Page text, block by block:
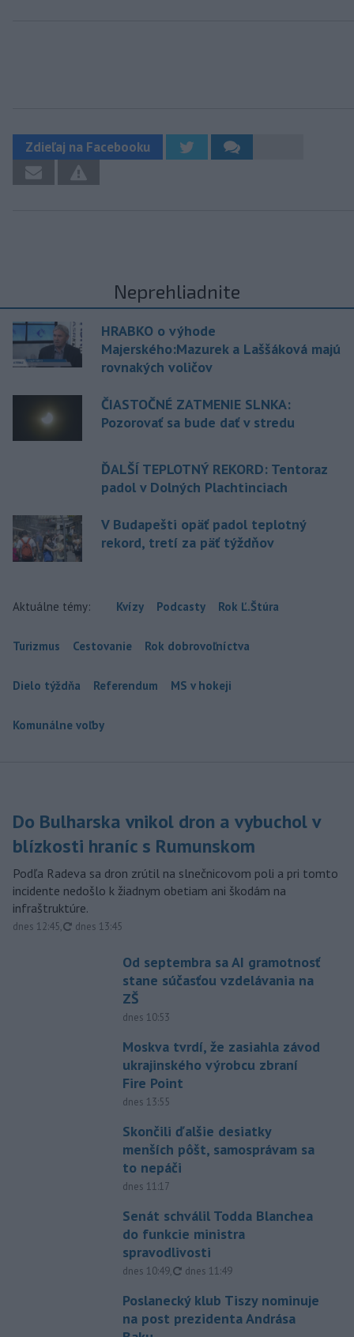
Zdieľaj na Facebooku
Neprehliadnite
HRABKO o výhode
Majerského:Mazurek a Laššáková majú
rovnakých voličov
ČIASTOČNÉ ZATMENIE SLNKA:
Pozorovať sa bude dať v stredu
ĎALŠÍ TEPLOTNÝ REKORD: Tentoraz
padol v Dolných Plachtinciach
V Budapešti opäť padol teplotný
rekord, tretí za päť týždňov
Aktuálne témy: Kvízy Podcasty Rok Ľ.Štúra
Turizmus Cestovanie Rok dobrovoľníctva
Dielo týždňa Referendum MS v hokeji
Komunálne voľby
Do Bulharska vnikol dron a vybuchol v
blízkosti hraníc s Rumunskom
Podľa Radeva sa dron zrútil na slnečnicovom poli a pri tomto
incidente nedošlo k žiadnym obetiam ani škodám na
infraštruktúre.
dnes 12:45, aktualizované
dnes 13:45
Od septembra sa AI gramotnosť
stane súčasťou vzdelávania na
ZŠ
dnes 10:53
Moskva tvrdí, že zasiahla závod
ukrajinského výrobcu zbraní
Fire Point
dnes 13:55
Skončili ďalšie desiatky
menších pôšt, samosprávam sa
to nepáči
dnes 11:17
Senát schválil Todda Blanchea
do funkcie ministra
spravodlivosti
dnes 10:49, aktualizované
dnes 11:49
Poslanecký klub Tiszy nominuje
na post prezidenta Andrása